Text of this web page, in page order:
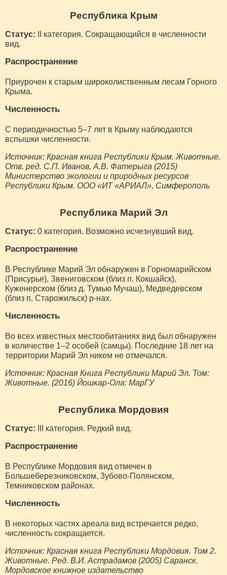
Республика Крым
Статус: II категория. Сокращающийся в численности
вид.
Распространение
Приурочен к старым широколиственным лесам Горного
Крыма.
Численность
С периодичностью 5–7 лет в Крыму наблюдаются
вспышки численности.
Источник: Красная книга Республики Крым. Животные.
Отв. ред. С.П. Иванов, А.В. Фатерыга (2015)
Министерство экологии и природных ресурсов
Республики Крым. ООО «ИТ «АРИАЛ», Симферополь
Республика Марий Эл
Статус: 0 категория. Возможно исчезнувший вид.
Распространение
В Республике Марий Эл обнаружен в Горномарийском
(Присурье), Звениговском (близ п. Кокшайск),
Куженерском (близ д. Тумью Мучаш), Медведевском
(близ п. Старожильск) р-нах.
Численность
Во всех известных местообитаниях вид был обнаружен
в количестве 1–2 особей (самцы). Последние 18 лет на
территории Марий Эл никем не отмечался.
Источник: Красная Книга Республики Марий Эл. Том:
Животные. (2016) Йошкар-Ола: МарГУ
Республика Мордовия
Статус: III категория. Редкий вид.
Распространение
В Республике Мордовия вид отмечен в
Большеберезниковском, 3убово-Полянском,
Темниковском районах.
Численность
В некоторых частях ареала вид встречается редко,
численность сокращается.
Источник: Красная книга Республики Мордовия. Том 2.
Животные. Ред. В.И. Астрадамов (2005) Саранск.
Мордовское книжное издательство